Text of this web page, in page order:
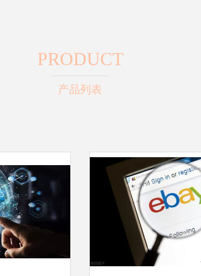
PRODUCT
产品列表